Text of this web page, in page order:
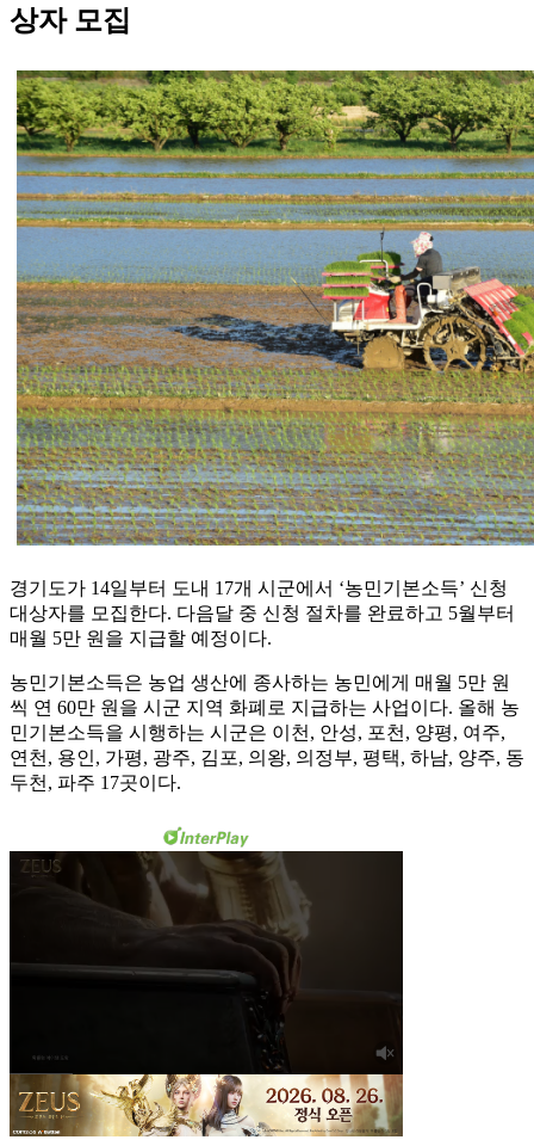
상자 모집
경기도가 14일부터 도내 17개 시군에서 ‘농민기본소득’ 신청
대상자를 모집한다. 다음달 중 신청 절차를 완료하고 5월부터
매월 5만 원을 지급할 예정이다.
농민기본소득은 농업 생산에 종사하는 농민에게 매월 5만 원
씩 연 60만 원을 시군 지역 화폐로 지급하는 사업이다. 올해 농
민기본소득을 시행하는 시군은 이천, 안성, 포천, 양평, 여주,
연천, 용인, 가평, 광주, 김포, 의왕, 의정부, 평택, 하남, 양주, 동
두천, 파주 17곳이다.